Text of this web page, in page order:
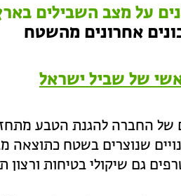
על מצב השבילים
אחרונים מהשטח
של שביל ישראל
של החברה להגנת הטבע
שנוצרים בשטח כתוצאה
גם שיקולי בטיחות ורצון